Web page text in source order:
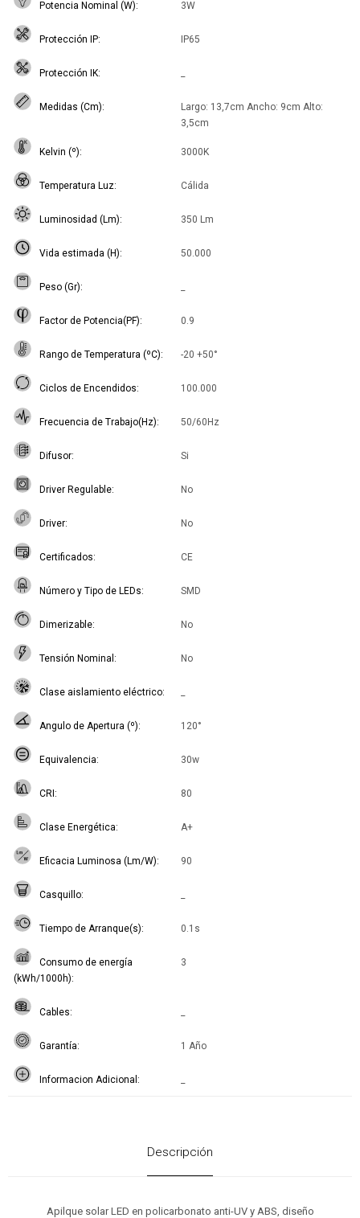
Potencia Nominal (W) 3W
Protección IP IP65
Protección IK
Medidas (Cm)
Largo: 13,7cm Ancho: 9cm Alto:
3,5cm
Kelvin (º) 3000K
Temperatura Luz Cálida
Luminosidad (Lm) 350 Lm
Vida estimada (H) 50.000
Peso (Gr)
Factor de Potencia(PF) 0.9
Rango de Temperatura (ºC) -20 +50°
Ciclos de Encendidos 100.000
Frecuencia de Trabajo(Hz) 50/60Hz
Difusor Si
Driver Regulable No
Driver No
Certificados CE
Número y Tipo de LEDs SMD
Dimerizable No
Tensión Nominal No
Clase aislamiento eléctrico
Angulo de Apertura (º) 120°
Equivalencia 30w
CRI 80
Clase Energética A+
Eficacia Luminosa (Lm/W) 90
Casquillo
Tiempo de Arranque(s) 0.1s
Consumo de energía
(kWh/1000h)
3
Cables
Garantía 1 Año
Informacion Adicional
Descripción
Apilque solar LED en policarbonato anti-UV y ABS, diseño